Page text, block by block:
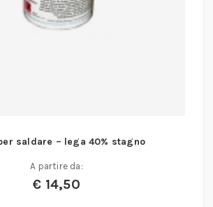
saldare – lega 40% stagno
A partire da:
€ 14,50